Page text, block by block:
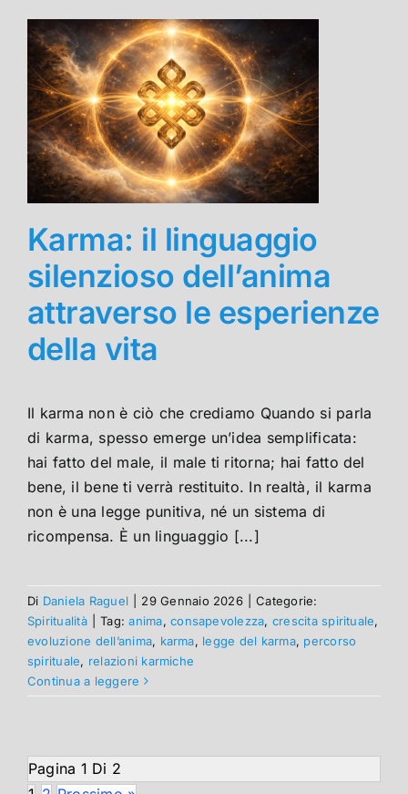
Karma: il linguaggio
silenzioso dell’anima
attraverso le esperienze
della vita
Il karma non è ciò che crediamo Quando si parla
di karma, spesso emerge un’idea semplificata:
hai fatto del male, il male ti ritorna; hai fatto del
bene, il bene ti verrà restituito. In realtà, il karma
non è una legge punitiva, né un sistema di
ricompensa. È un linguaggio [...]
Di Daniela Raguel 29 Gennaio 2026
Categorie:
Spiritualità
Tag:anima,consapevolezza, crescita spirituale,
evoluzione dell’anima, karma, legge del karma, percorso
spirituale, relazioni karmiche
Continua a leggere
Pagina 1 Di 2